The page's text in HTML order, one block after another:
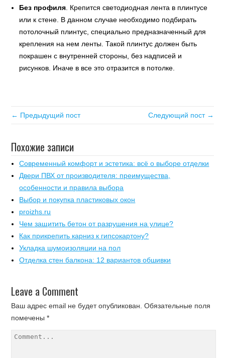
Без профиля . Крепится светодиодная лента в плинтусе
или к стене. В данном случае необходимо подбирать
потолочный плинтус, специально предназначенный для
крепления на нем ленты. Такой плинтус должен быть
покрашен с внутренней стороны, без надписей и
рисунков. Иначе в все это отразится в потолке.
← Предыдущий пост Следующий пост →
Похожие записи
Современный комфорт и эстетика: всё о выборе отделки
Двери ПВХ от производителя: преимущества,
особенности и правила выбора
Выбор и покупка пластиковых окон
proizhs.ru
Чем защитить бетон от разрушения на улице?
Как прикрепить карниз к гипсокартону?
Укладка шумоизоляции на пол
Отделка стен балкона: 12 вариантов обшивки
Leave a Comment
Ваш адрес email не будет опубликован. Обязательные поля
помечены*